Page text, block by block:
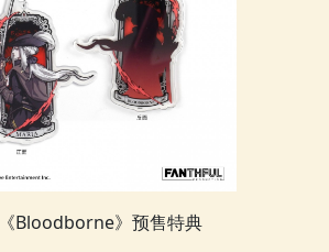
《Bloodborne》预售特典